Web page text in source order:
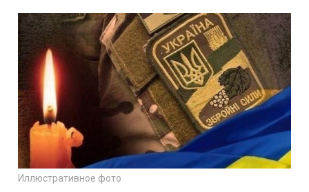
Иллюстративное фото